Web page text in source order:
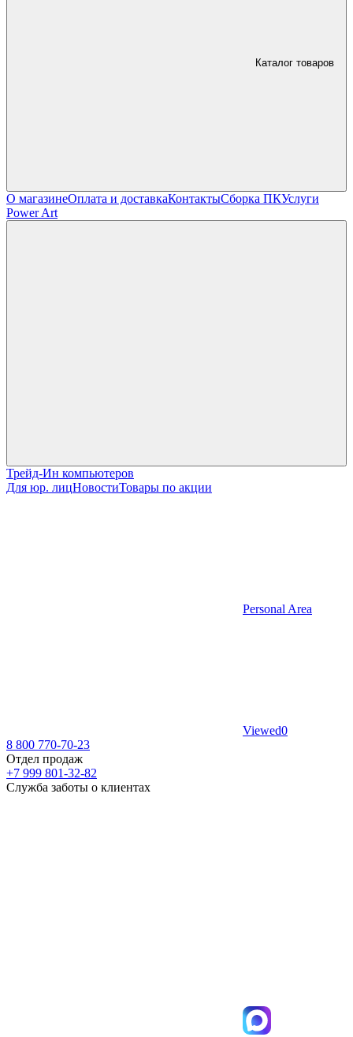
Каталог товаров
О магазинеОплата и доставкаКонтактыСборка ПКУслуги
Power Art
Трейд-Ин компьютеров
Для юр. лицНовостиТовары по акции
Personal Area
Viewed0
8 800 770-70-23
Отдел продаж
+7 999 801-32-82
Служба заботы о клиентах